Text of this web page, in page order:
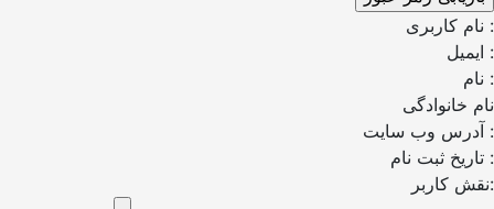
نام کاربری :
ایمیل :
نام :
نام خانوادگی
آدرس وب سایت :
تاریخ ثبت نام :
نقش کاربر: